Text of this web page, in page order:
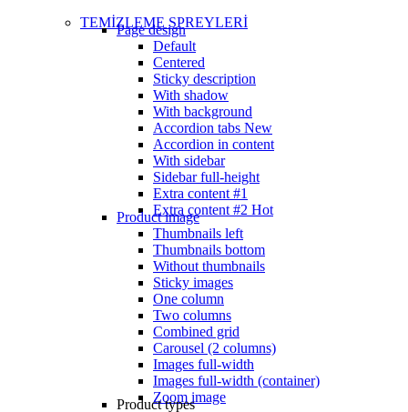
TEMİZLEME SPREYLERİ
Page design
Default
Centered
Sticky description
With shadow
With background
Accordion tabs New
Accordion in content
With sidebar
Sidebar full-height
Extra content #1
Extra content #2 Hot
Product image
Thumbnails left
Thumbnails bottom
Without thumbnails
Sticky images
One column
Two columns
Combined grid
Carousel (2 columns)
Images full-width
Images full-width (container)
Zoom image
Product types